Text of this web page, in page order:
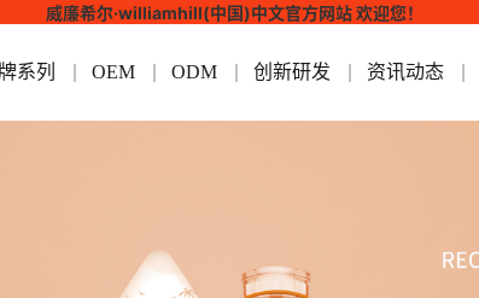
威廉希尔·williamhill(中国)中文官方网站 欢迎您！
系列 OEM ODM 创新研发 资讯动态